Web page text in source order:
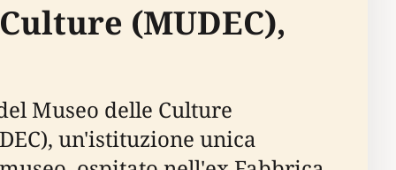
(MUDEC),
Museo delle Culture
un'istituzione unica